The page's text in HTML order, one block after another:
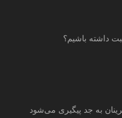
داشته باشیم؟
به جد پیگیری می‌شود